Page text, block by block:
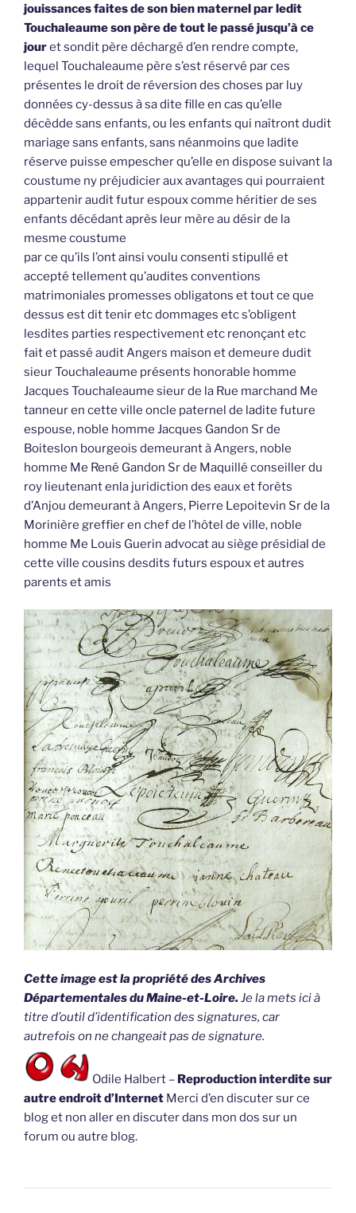
jouissances faites de son bien maternel par ledit
Touchaleaume son père de tout le passé jusqu’à ce
jouret sondit père déchargé d’en rendre compte,
lequel Touchaleaume père s’est réservé par ces
présentes le droit de réversion des choses par luy
données cy-dessus à sa dite fille en cas qu’elle
décèdde sans enfants, ou les enfants qui naîtront dudit
mariage sans enfants, sans néanmoins que ladite
réserve puisse empescher qu’elle en dispose suivant la
coustume ny préjudicier aux avantages qui pourraient
appartenir audit futur espoux comme héritier de ses
enfants décédant après leur mère au désir de la
mesme coustume
par ce qu’ils l’ont ainsi voulu consenti stipullé et
accepté tellement qu’audites conventions
matrimoniales promesses obligatons et tout ce que
dessus est dit tenir etc dommages etc s’obligent
lesdites parties respectivement etc renonçant etc
fait et passé audit Angers maison et demeure dudit
sieur Touchaleaume présents honorable homme
Jacques Touchaleaume sieur de la Rue marchand Me
tanneur en cette ville oncle paternel de ladite future
espouse, noble homme Jacques Gandon Sr de
Boiteslon bourgeois demeurant à Angers, noble
homme Me René Gandon Sr de Maquillé conseiller du
roy lieutenant enla juridiction des eaux et forêts
d’Anjou demeurant à Angers, Pierre Lepoitevin Sr de la
Morinière greffier en chef de l’hôtel de ville, noble
homme Me Louis Guerin advocat au siège présidial de
cette ville cousins desdits futurs espoux et autres
parents et amis
Cette image est la propriété des Archives
Départementales du Maine-et-Loire. Je la mets ici à
titre d’outil d’identification des signatures, car
autrefois on ne changeait pas de signature.
Odile Halbert – Reproduction interdite sur
autre endroit d’Internet Merci d’en discuter sur ce
blog et non aller en discuter dans mon dos sur un
forum ou autre blog.